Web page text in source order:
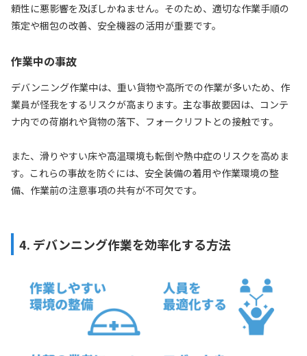
頼性に悪影響を及ぼしかねません。そのため、適切な作業手順の
策定や梱包の改善、安全機器の活用が重要です。
作業中の事故
デバンニング作業中は、重い貨物や高所での作業が多いため、作
業員が怪我をするリスクが高まります。主な事故要因は、コンテ
ナ内での荷崩れや貨物の落下、フォークリフトとの接触です。
また、滑りやすい床や高温環境も転倒や熱中症のリスクを高めま
す。これらの事故を防ぐには、安全装備の着用や作業環境の整
備、作業前の注意事項の共有が不可欠です。
4. デバンニング作業を効率化する方法